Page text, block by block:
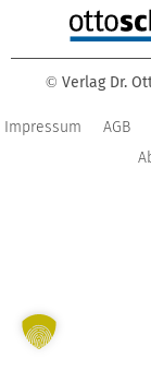
© Verlag Dr.
Impressum AGB